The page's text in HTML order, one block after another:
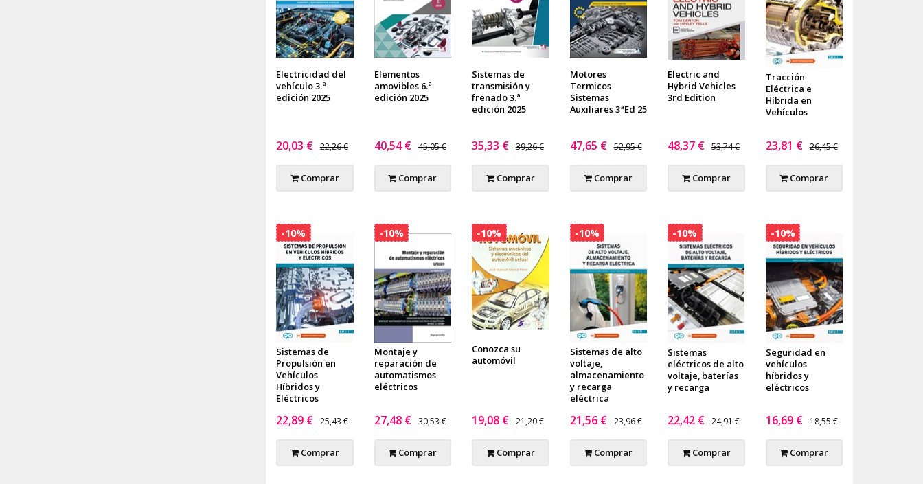
Electricidad del
vehículo 3.ª
edición 2025
20,03 € 22,26 €
Comprar
Elementos
amovibles 6.ª
edición 2025
40,54 € 45,05 €
Comprar
Sistemas de
transmisión y
frenado 3.ª
edición 2025
35,33 € 39,26 €
Comprar
Motores
Termicos
Sistemas
Auxiliares 3ªEd 25
47,65 € 52,95 €
Comprar
Electric and
Hybrid Vehicles
3rd Edition
48,37 € 53,74 €
Comprar
Tracción
Eléctrica e
Híbrida en
Vehículos
23,81 € 26,45 €
Comprar
Sistemas de
Propulsión en
Vehículos
Híbridos y
Eléctricos
22,89 € 25,43 €
Comprar
-10%
Montaje y
reparación de
automatismos
eléctricos
27,48 € 30,53 €
Comprar
-10%
Conozca su
automóvil
19,08 € 21,20 €
Comprar
-10%
Sistemas de alto
voltaje,
almacenamiento
y recarga
eléctrica
21,56 € 23,96 €
Comprar
-10%
Sistemas
eléctricos de alto
voltaje, baterías
y recarga
22,42 € 24,91 €
Comprar
-10%
Seguridad en
vehículos
híbridos y
eléctricos
16,69 € 18,55 €
Comprar
-10%